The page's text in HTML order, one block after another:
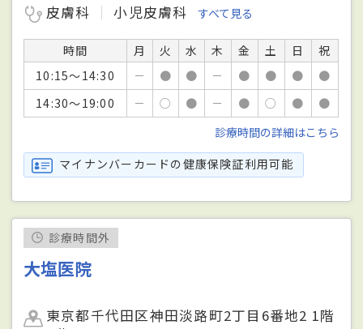
皮膚科
小児皮膚科 すべて見る
時間 月 火 水 木 金 土 日
祝
10:15～14:30
－ ● ● － ● ● ●
●
14:30～19:00
－ ○ ● － ● ○ ●
●
診療時間の詳細はこちら
マイナンバーカードの健康保険証利用可能
診療時間外
大塩医院
東京都千代田区神田淡路町2丁目6番地2 1階